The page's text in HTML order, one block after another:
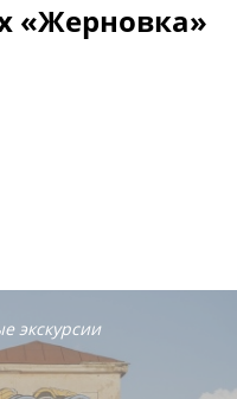
«Жерновка»
экскурсии